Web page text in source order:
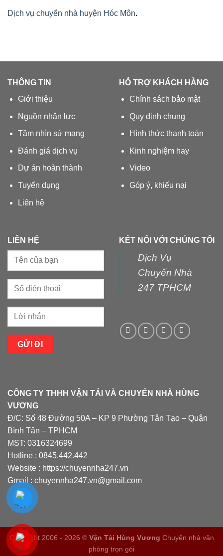
Dịch vụ chuyển nhà huyện Hóc Môn.
THÔNG TIN
Giới thiệu
Nguồn nhân lực
Tầm nhìn sứ mạng
Đánh giá dịch vụ
Dự án hoàn thành
Tuyển dụng
Liên hệ
HỖ TRỢ KHÁCH HÀNG
Chính sách bảo mật
Quy định chung
Hình thức thanh toán
Kinh nghiệm hay
Video
Góp ý, khiếu nại
LIÊN HỆ KẾT NỐI VỚI CHÚNG TÔI
Dịch Vụ
Chuyển Nhà
247 TPHCM
CÔNG TY THHH VẬN TẢI VÀ CHUYỂN NHÀ HÙNG
VƯƠNG
Đ/C: Số 48 Đường 50A – KP 9 Phường Tân Tạo – Quận
Bình Tân – TPHCM
MST: 0316324699
Hotline : 0845.442.442
Website : https://chuyennha247.vn
Gmail : chuyennha247.vn@gmail.com
Copyright 2006 - 2026 © Vận Tải Hùng Vương Chuyển nhà văn
phòng trọn gói